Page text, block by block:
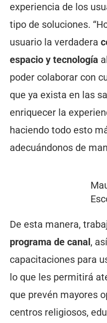
experiencia de los
tipo de soluciones.
usuario la verdadera
espacio y tecnología
poder colaborar con
que ya exista en las
enriquecer la
haciendo todo esto
adecuándonos de
De esta manera,
programa de canal,
capacitaciones para
lo que les permitirá
que prevén mayores
centros religiosos,